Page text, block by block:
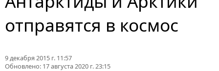
отправятся в космос
9 декабря 2015 г. 11:57
Обновлено: 17 августа 2020 г. 23:15